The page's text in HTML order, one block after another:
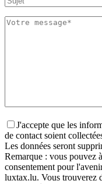
J'accepte que les
de contact soient
Les données seront
Remarque : vous pouvez
consentement pour
luxtax.lu. Vous trouverez